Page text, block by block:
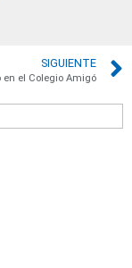
SIGUIENTE
en el Colegio Amigó